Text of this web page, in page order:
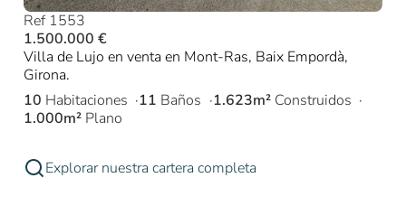
Ref 1553
1.500.000 €
Villa de Lujo en venta en Mont-Ras, Baix Empordà,
Girona.
10 Habitaciones 11 Baños 1.623m² Construidos
1.000m² Plano
Explorar nuestra cartera completa